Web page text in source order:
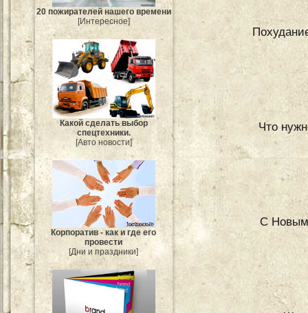
20 пожирателей нашего времени
[Интересное]
Какой сделать выбор
спецтехники.
[Авто новости]
Корпоратив - как и где его
провести
[Дни и праздники]
Что
С Новым